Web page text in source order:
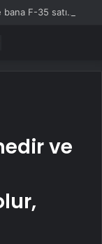
Trump: Türkiye harika bir müttefik, kimse bana F-35 satışı için ne yapmam gerektiğini söyleyemez
ve